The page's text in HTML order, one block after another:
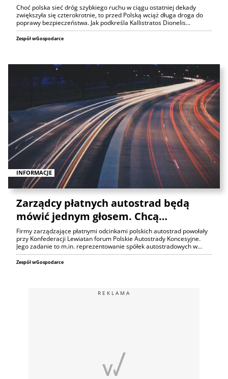
Choć polska sieć dróg szybkiego ruchu w ciągu ostatniej dekady
zwiększyła się czterokrotnie, to przed Polską wciąż długa droga do
poprawy bezpieczeństwa. Jak podkreśla Kallistratos Dionelis…
Zespół wGospodarce
INFORMACJE
Zarządcy płatnych autostrad będą
mówić jednym głosem. Chcą…
Firmy zarządzające płatnymi odcinkami polskich autostrad powołały
przy Konfederacji Lewiatan forum Polskie Autostrady Koncesyjne.
Jego zadanie to m.in. reprezentowanie spółek autostradowych w…
Zespół wGospodarce
REKLAMA